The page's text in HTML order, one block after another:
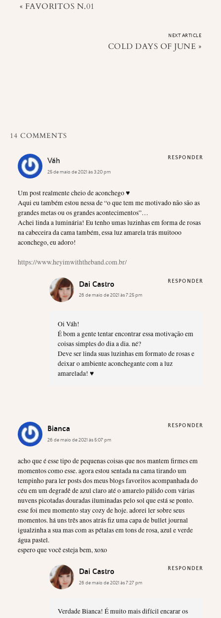
« FAVORITOS N.01
NEXT ARTICLE
COLD DAYS OF JUNE »
14 COMMENTS
Váh
25 de maio de 2021 às 3:20 pm
Um post realmente cheio de aconchego ♥
Aqui eu também estou nessa de “o que tem me motivado não são as
grandes metas ou os grandes acontecimentos”…
Achei linda a luminária! Eu tenho umas luzinhas em forma de rosas
na cabeceira da cama também, essa luz amarela trás muitooo
aconchego, eu adoro!
https://www.heyimwiththeband.com.br/
RESPONDER
Dai Castro
26 de maio de 2021 às 7:25 pm
Oi Váh!
É bom a gente tentar encontrar essa motivação em
coisas simples do dia a dia. né?
Deve ser linda suas luzinhas em formato de rosas e
deixar o ambiente aconchegante com a luz
amarelada! ♥
RESPONDER
Bianca
26 de maio de 2021 às 5:07 pm
acho que é esse tipo de pequenas coisas que nos mantem firmes em
momentos como esse. agora estou sentada na cama tirando um
tempinho para ler posts dos meus blogs favoritos acompanhada do
céu em um degradê de azul claro até o amarelo pálido com várias
nuvens picotadas douradas iluminadas pelo sol que está se ponto.
esse foi meu momento stay cozy de hoje. adorei ler sobre seus
momentos. há uns três anos atrás fiz uma capa de bullet journal
igualzinha a sua mas com as pétalas em tons de rosa, azul e verde
água pastel.
espero que você esteja bem, xoxo
RESPONDER
Dai Castro
26 de maio de 2021 às 7:27 pm
Verdade Bianca! É muito mais difícil encarar os
RESPONDER